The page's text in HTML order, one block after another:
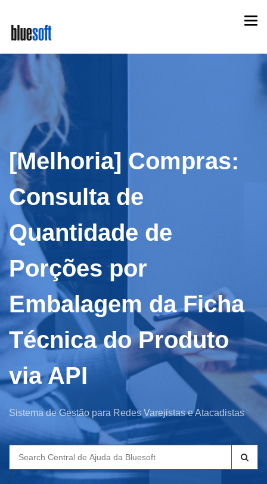
main
[Melhoria] Compras:
Consulta de
Quantidade de
Porções por
Embalagem da Ficha
Técnica do Produto
via API
Sistema de Gestão para Redes Varejistas e Atacadistas
Search
for: